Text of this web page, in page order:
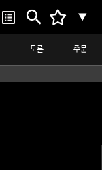
▼
토론 주문